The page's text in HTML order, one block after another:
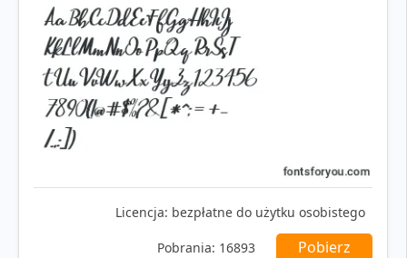
Licencja: bezpłatne do użytku osobistego
Pobrania: 16893 Pobierz